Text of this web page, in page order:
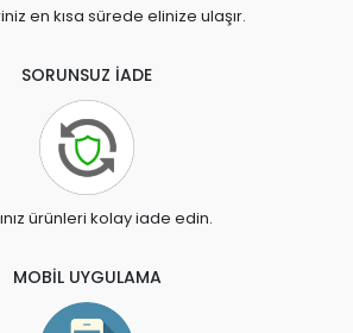
en kısa sürede elinize ulaşır.
SORUNSUZ İADE
ürünleri kolay iade edin.
MOBİL UYGULAMA